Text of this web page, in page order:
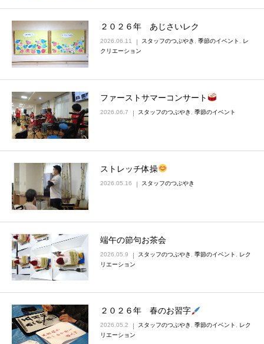
２０２６年 あじさいレク
2026.06.11 スタッフのつぶやき 季節のイベント
レ
クリエーション
ファーストサマーコンサート
2026.06.7 スタッフのつぶやき 季節のイベント
ストレッチ体操
2026.05.16 スタッフのつぶやき
端午の節句お茶会
2026.05.9 スタッフのつぶやき 季節のイベント
レク
リエーション
２０２６年 春のお習字
2026.05.2 スタッフのつぶやき , 季節のイベント , レク
リエーション